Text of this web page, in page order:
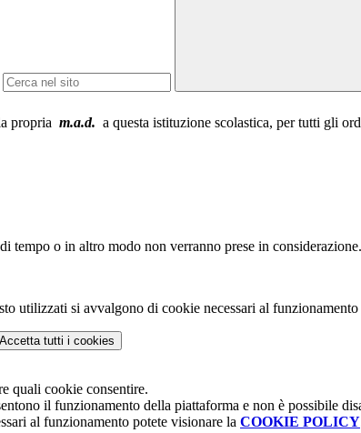
propria m.a.d. a questa istituzione scolastica, per tutti gli
tempo o in altro modo non verranno prese in considerazione.
utilizzati si avvalgono di cookie necessari al
Accetta tutti i cookies
quali cookie consentire.
il funzionamento della piattaforma e non è possibile
al funzionamento potete visionare la COOKIE POLICY